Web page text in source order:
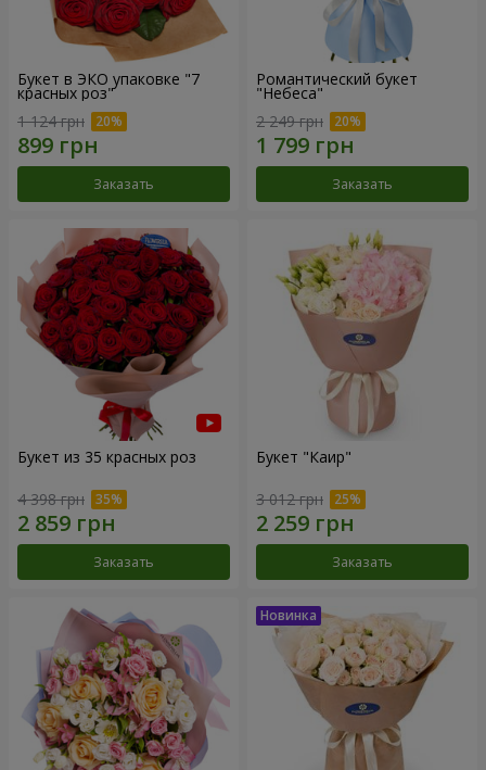
Букет в ЭКО упаковке "7
красных роз"
1 124 грн
Заказать
Романтический букет
"Небеса"
2 249 грн
Заказать
Букет из 35 красных роз
4 398 грн
Заказать
Букет "Каир"
3 012 грн
Заказать